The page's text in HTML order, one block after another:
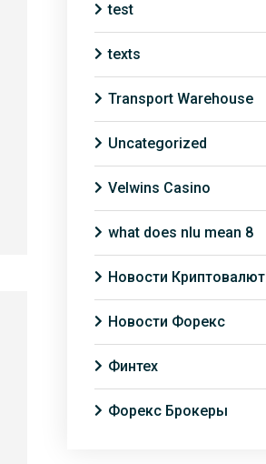
test
texts
Transport Warehouse
Uncategorized
Velwins Casino
what does nlu mean 8
Новости Криптовалют
Новости Форекс
Финтех
Форекс Брокеры